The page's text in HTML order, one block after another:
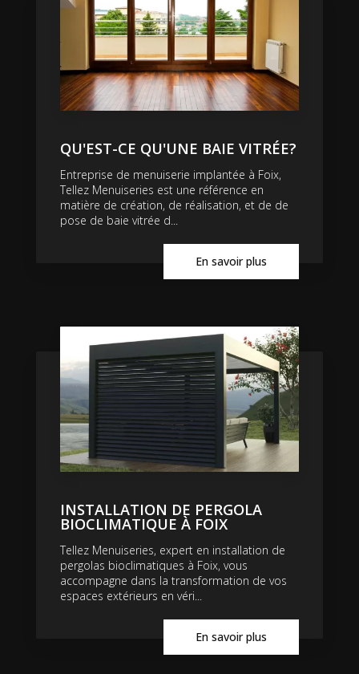
QU'EST-CE QU'UNE BAIE VITRÉE?
Entreprise de menuiserie implantée à Foix,
Tellez Menuiseries est une référence en
matière de création, de réalisation, et de de
pose de baie vitrée d...
En savoir plus
INSTALLATION DE PERGOLA
BIOCLIMATIQUE À FOIX
Tellez Menuiseries, expert en installation de
pergolas bioclimatiques à Foix, vous
accompagne dans la transformation de vos
espaces extérieurs en véri...
En savoir plus